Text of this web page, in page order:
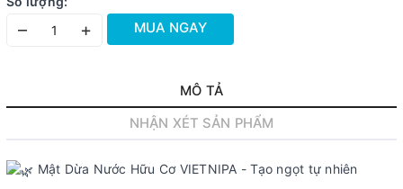
– + MUA NGAY
MÔ TẢ
NHẬN XÉT SẢN PHẨM
Mật Dừa Nước Hữu Cơ VIETNIPA - Tạo ngọt tự nhiên